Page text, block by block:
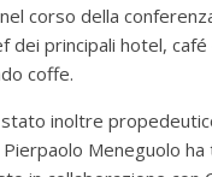
corso della
dei principali hotel,
coffe.
inoltre
Meneguolo